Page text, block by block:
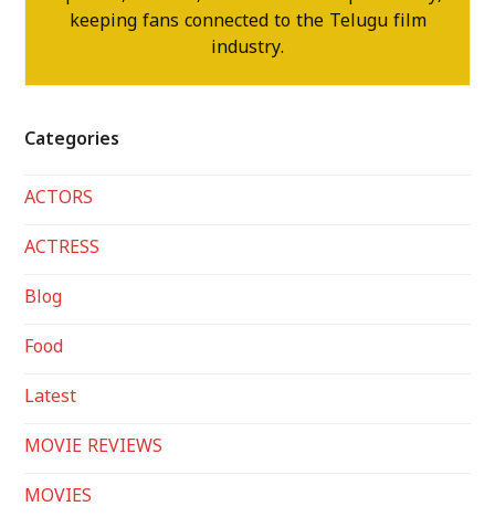
keeping fans connected to the Telugu film
industry.
Categories
ACTORS
ACTRESS
Blog
Food
Latest
MOVIE REVIEWS
MOVIES